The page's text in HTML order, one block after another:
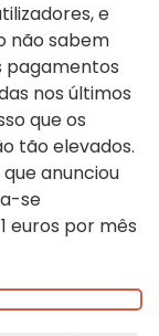
e
não sabem
pagamentos
nos últimos
que os
tão elevados.
anunciou
se
euros por mês